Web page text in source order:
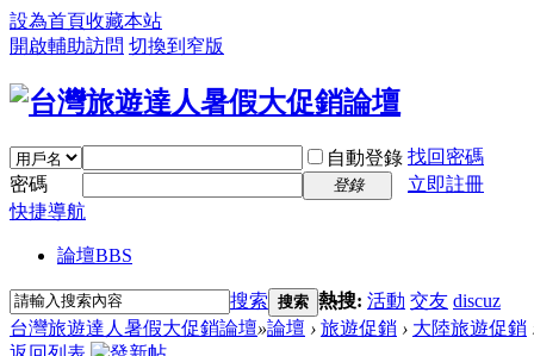
設為首頁收藏本站
開啟輔助訪問 切換到窄版
自動登錄 找回密碼
密碼
登錄
立即註冊
快捷導航
論壇BBS
搜索 搜索 熱搜: 活動 交友 discuz
台灣旅遊達人暑假大促銷論壇»論壇 › 旅遊促銷 › 大陸旅遊促銷